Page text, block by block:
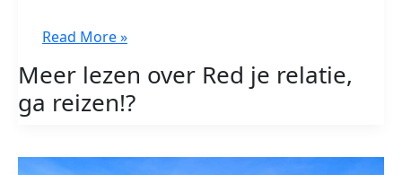
Red
relatie,
ga
Read More »
Meer lezen over Red je relatie,
ga reizen!?